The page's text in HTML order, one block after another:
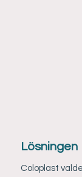
Lösningen
Coloplast